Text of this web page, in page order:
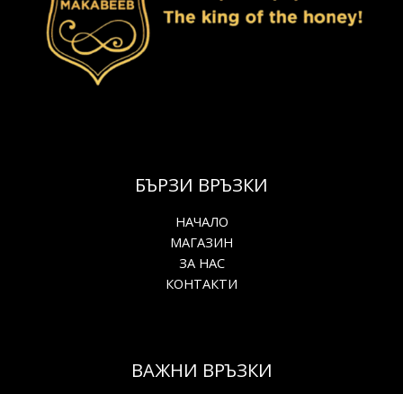
БЪРЗИ ВРЪЗКИ
НАЧАЛО
МАГАЗИН
ЗА НАС
КОНТАКТИ
ВАЖНИ ВРЪЗКИ